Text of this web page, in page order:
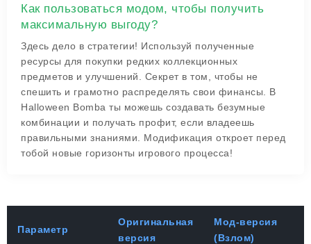
Как пользоваться модом, чтобы получить
максимальную выгоду?
Здесь дело в стратегии! Используй полученные
ресурсы для покупки редких коллекционных
предметов и улучшений. Секрет в том, чтобы не
спешить и грамотно распределять свои финансы. В
Halloween Bomba ты можешь создавать безумные
комбинации и получать профит, если владеешь
правильными знаниями. Модификация откроет перед
тобой новые горизонты игрового процесса!
Параметр
Оригинальная
версия
Мод-версия
(Взлом)